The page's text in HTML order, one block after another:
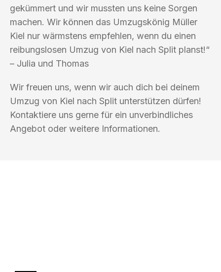
gekümmert und wir mussten uns keine Sorgen
machen. Wir können das Umzugskönig Müller
Kiel nur wärmstens empfehlen, wenn du einen
reibungslosen Umzug von Kiel nach Split planst!“
– Julia und Thomas
Wir freuen uns, wenn wir auch dich bei deinem
Umzug von Kiel nach Split unterstützen dürfen!
Kontaktiere uns gerne für ein unverbindliches
Angebot oder weitere Informationen.